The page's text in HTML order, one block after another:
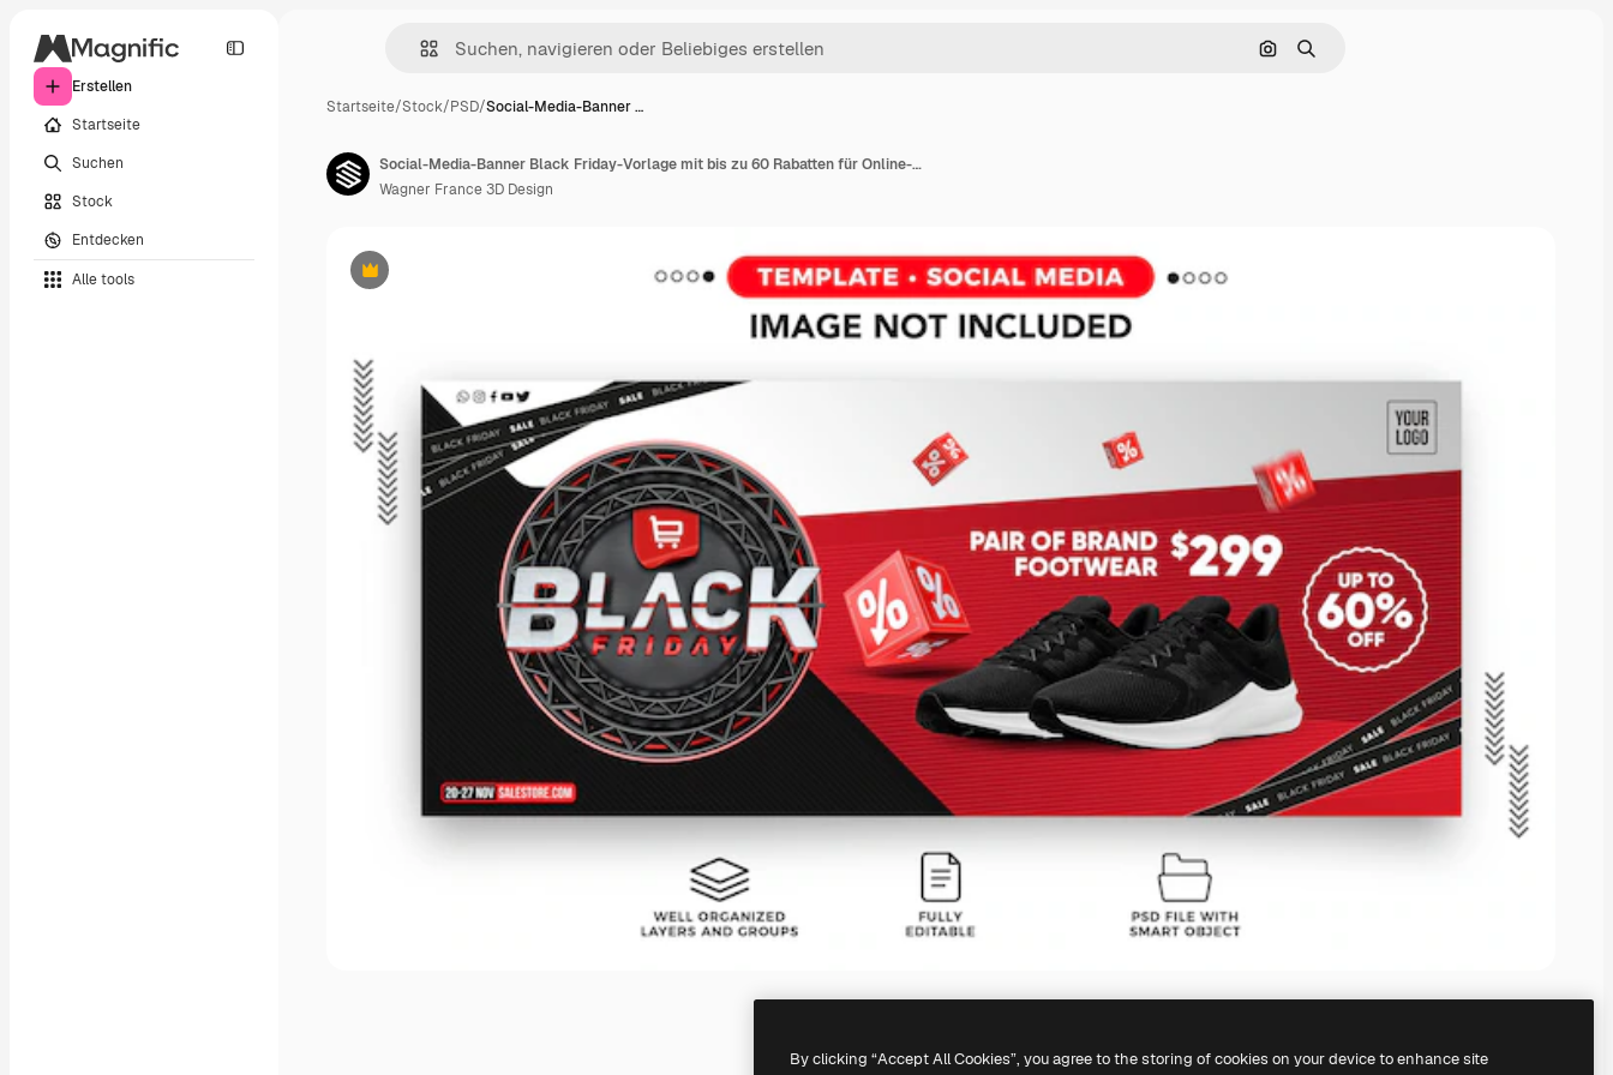
Erstellen
Startseite
Suchen
Stock
Entdecken
Alle tools
Nach Bild suchen
Suchen
Startseite/Stock/PSD/Social-Media-Banner …
Premium
Social-Media-Banner Black Friday-Vorlage mit bis zu 60 Rabatten für Online-Shops
Wagner France 3D Design
By clicking “Accept All Cookies”, you agree to the storing of cookies on your device to enhance site